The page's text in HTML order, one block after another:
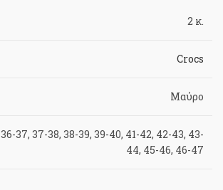
2 κ.
Crocs
Μαύρο
36-37, 37-38, 38-39, 39-40, 41-42, 42-43, 43-
44, 45-46, 46-47